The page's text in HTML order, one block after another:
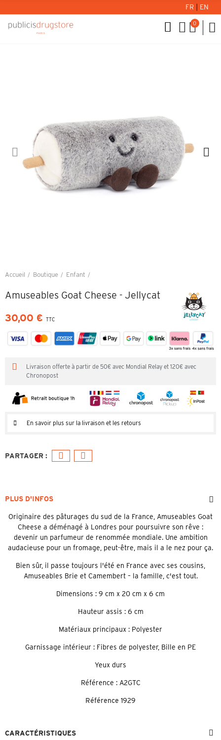
FR EN
0
Accueil Boutique Enfant
Amuseables Goat Cheese - Jellycat
30,00 € TTC
Livraison offerte à partir de 50€ avec Mondial Relay et 120€ avec
Chronopost
En savoir plus sur la livraison et les retours
PLUS D'INFOS
Originaire des pâturages du sud de la France, Amuseables Goat
Cheese a déménagé à Londres pour poursuivre son rêve :
devenir un parfumeur de renommée mondiale. Une ambition
audacieuse pour un fromage, peut-être, mais il a le nez pour ça.
Bien sûr, il passe toujours l'été en France avec ses cousins,
Amuseables Brie et Camembert – la famille, c'est tout.
Dimensions : 9 cm x 20 cm x 6 cm
Hauteur assis : 6 cm
Matériaux principaux : Polyester
Garnissage intérieur : Fibres de polyester, Bille en PE
Yeux durs
Référence : A2GTC
Référence 1929
CARACTÉRISTIQUES